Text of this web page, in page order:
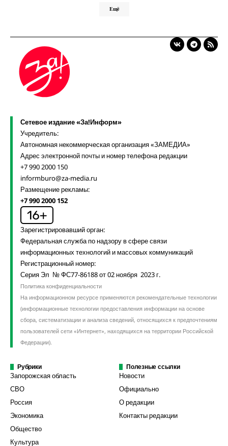
Ещё
Сетевое издание «За!Информ»
Учредитель:
Автономная некоммерческая организация «ЗАМЕДИА»
Адрес электронной почты и номер телефона редакции
+7 990 2000 150
informburo@za-media.ru
Размещение рекламы:
+7 990 2000 152
Зарегистрировавший орган:
Федеральная служба по надзору в сфере связи
информационных технологий и массовых коммуникаций
Регистрационный номер:
Серия Эл № ФС77-86188 от 02 ноября 2023 г.
Политика конфиденциальности
На информационном ресурсе применяются рекомендательные технологии
(информационные технологии предоставления информации на основе
сбора, систематизации и анализа сведений, относящихся к предпочтениям
пользователей сети «Интернет», находящихся на территории Российской
Федерации).
Рубрики
Запорожская область
СВО
Россия
Экономика
Общество
Культура
Полезные ссылки
Новости
Официально
О редакции
Контакты редакции